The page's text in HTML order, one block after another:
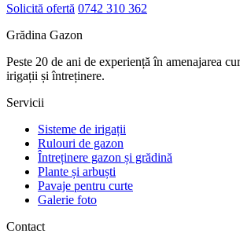
Solicită ofertă 0742 310 362
Grădina Gazon
Peste 20 de ani de experiență în amenajarea
irigații și întreținere.
Servicii
Sisteme de irigații
Rulouri de gazon
Întreținere gazon și grădină
Plante și arbuști
Pavaje pentru curte
Galerie foto
Contact